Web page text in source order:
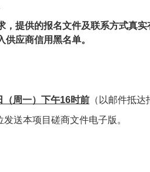
提供的报名文件及联系方式真
应商信用黑名单。
（周一）下午16时前 （以邮件抵
送本项目磋商文件电子版。